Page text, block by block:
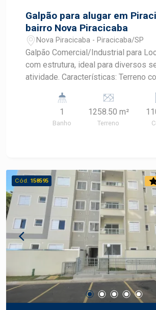
Galpão para alugar em
bairro Nova Piracicaba
Nova Piracicaba - Piracicaba/SP
Galpão Comercial/Industrial para Locação
com estrutura, ideal para diversos
atividade. Características: Terreno com 1.258,50
metros; 1 Doca para carga e
banheiro; Amplo espaço para
logística, distribuição, indústria e
operacional e facilidade de
cargas. Agende sua visita com um dos nossos
Corretores Especialistas Frias Neto !
1
Banho
1258.50 m²
Terreno
Cód. 158595